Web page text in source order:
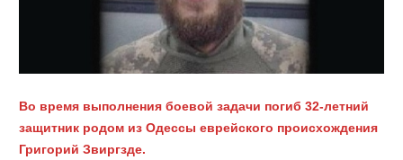
Во время выполнения боевой задачи погиб 32-летний
защитник родом из Одессы еврейского происхождения
Григорий Звиргзде.